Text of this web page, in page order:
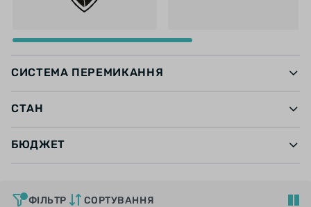
СИСТЕМА ПЕРЕМИКАННЯ
СТАН
БЮДЖЕТ
ФІЛЬТР СОРТУВАННЯ